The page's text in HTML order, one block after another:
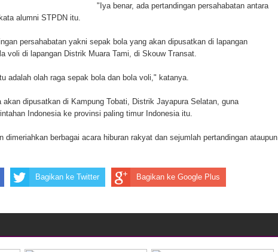
Padi di Merauke
Jalan Lingkar
Pegunungan Arfak
Memti Belum Hasil, Polisi Periksa Saksi dan Kerahkan
"Iya benar, ada pertandingan persahabatan antara
alumni STPDN itu.
persahabatan yakni sepak bola yang akan dipusatkan di lapangan
voli di lapangan Distrik Muara Tami, di Skouw Transat.
adalah olah raga sepak bola dan bola voli," katanya.
akan dipusatkan di Kampung Tobati, Distrik Jayapura Selatan, guna
Indonesia ke provinsi paling timur Indonesia itu.
dimeriahkan berbagai acara hiburan rakyat dan sejumlah pertandingan ataupun
Bagikan ke Twitter Bagikan ke Google Plus